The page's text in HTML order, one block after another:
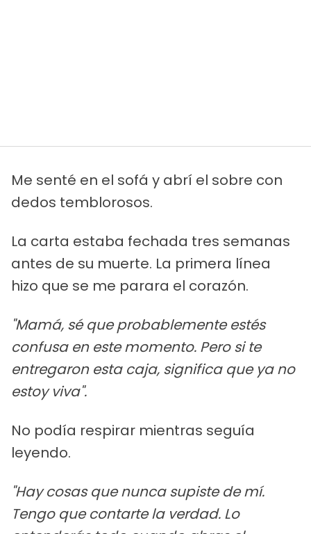
Me senté en el sofá y abrí el sobre con
dedos temblorosos.
La carta estaba fechada tres semanas
antes de su muerte. La primera línea
hizo que se me parara el corazón.
"Mamá, sé que probablemente estés
confusa en este momento. Pero si te
entregaron esta caja, significa que ya no
estoy viva".
No podía respirar mientras seguía
leyendo.
"Hay cosas que nunca supiste de mí.
Tengo que contarte la verdad. Lo